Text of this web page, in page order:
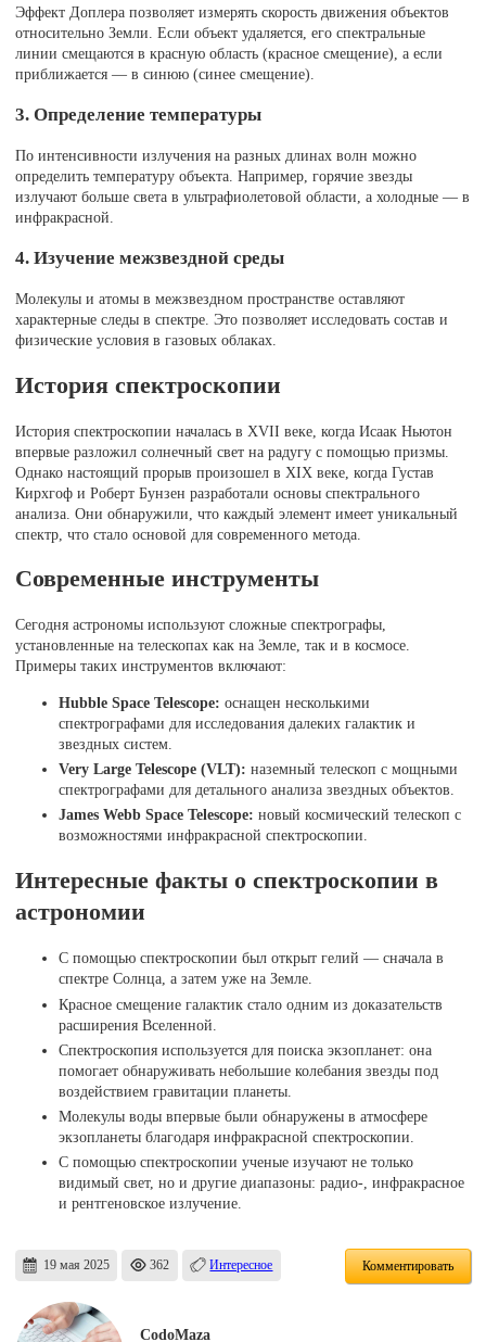
Эффект Доплера позволяет измерять скорость движения объектов
относительно Земли. Если объект удаляется, его спектральные
линии смещаются в красную область (красное смещение), а если
приближается — в синюю (синее смещение).
3. Определение температуры
По интенсивности излучения на разных длинах волн можно
определить температуру объекта. Например, горячие звезды
излучают больше света в ультрафиолетовой области, а холодные — в
инфракрасной.
4. Изучение межзвездной среды
Молекулы и атомы в межзвездном пространстве оставляют
характерные следы в спектре. Это позволяет исследовать состав и
физические условия в газовых облаках.
История спектроскопии
История спектроскопии началась в XVII веке, когда Исаак Ньютон
впервые разложил солнечный свет на радугу с помощью призмы.
Однако настоящий прорыв произошел в XIX веке, когда Густав
Кирхгоф и Роберт Бунзен разработали основы спектрального
анализа. Они обнаружили, что каждый элемент имеет уникальный
спектр, что стало основой для современного метода.
Современные инструменты
Сегодня астрономы используют сложные спектрографы,
установленные на телескопах как на Земле, так и в космосе.
Примеры таких инструментов включают:
Hubble Space Telescope: оснащен несколькими
спектрографами для исследования далеких галактик и
звездных систем.
Very Large Telescope (VLT): наземный телескоп с мощными
спектрографами для детального анализа звездных объектов.
James Webb Space Telescope: новый космический телескоп с
возможностями инфракрасной спектроскопии.
Интересные факты о спектроскопии в
астрономии
С помощью спектроскопии был открыт гелий — сначала в
спектре Солнца, а затем уже на Земле.
Красное смещение галактик стало одним из доказательств
расширения Вселенной.
Спектроскопия используется для поиска экзопланет: она
помогает обнаруживать небольшие колебания звезды под
воздействием гравитации планеты.
Молекулы воды впервые были обнаружены в атмосфере
экзопланеты благодаря инфракрасной спектроскопии.
С помощью спектроскопии ученые изучают не только
видимый свет, но и другие диапазоны: радио-, инфракрасное
и рентгеновское излучение.
19 мая 2025 362 Интересное Комментировать
CodoMaza